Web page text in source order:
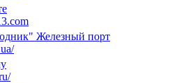
Железный порт